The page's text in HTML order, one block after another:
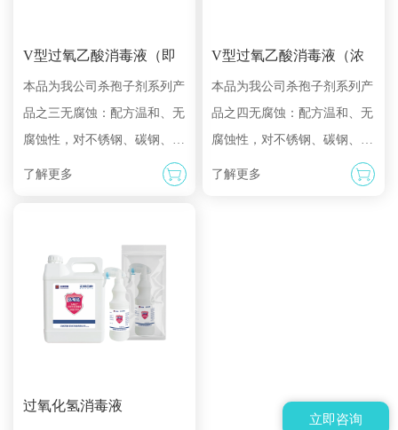
V型过氧乙酸消毒液（即
用型）
本品为我公司杀孢子剂系列产
品之三无腐蚀：配方温和、无
腐蚀性，对不锈钢、碳钢、硅
胶、PVC、PP、聚四氟乙烯、
了解更多
V型过氧乙酸消毒液（浓
缩型）
本品为我公司杀孢子剂系列产
品之四无腐蚀：配方温和、无
腐蚀性，对不锈钢、碳钢、硅
胶、PVC、PP、聚四氟乙烯、
了解更多
过氧化氢消毒液
立即咨询